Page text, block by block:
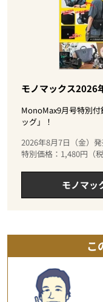
モノマックス2026
MonoMax9月号特別
ッグ」！
2026年8月7日（金）
特別価格：1,480円（税
モノマッ
こ